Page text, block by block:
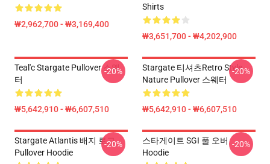
₩2,962,700 - ₩3,169,400
Shirts
₩3,651,700 - ₩4,202,900
Teal'c Stargate Pullover 스웨
터
₩5,642,910 - ₩6,607,510
-20%
Stargate 티셔츠Retro Style
Nature Pullover 스웨터
₩5,642,910 - ₩6,607,510
-20%
Stargate Atlantis 배지 로고
Pullover Hoodie
-20%
스타게이트 SGI 풀 오버
Hoodie
-20%